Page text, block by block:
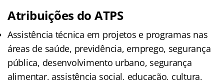
Atribuições do ATPS
Assistência técnica em projetos e programas nas
áreas de saúde, previdência, emprego, segurança
pública, desenvolvimento urbano, segurança
alimentar, assistência social, educação, cultura,